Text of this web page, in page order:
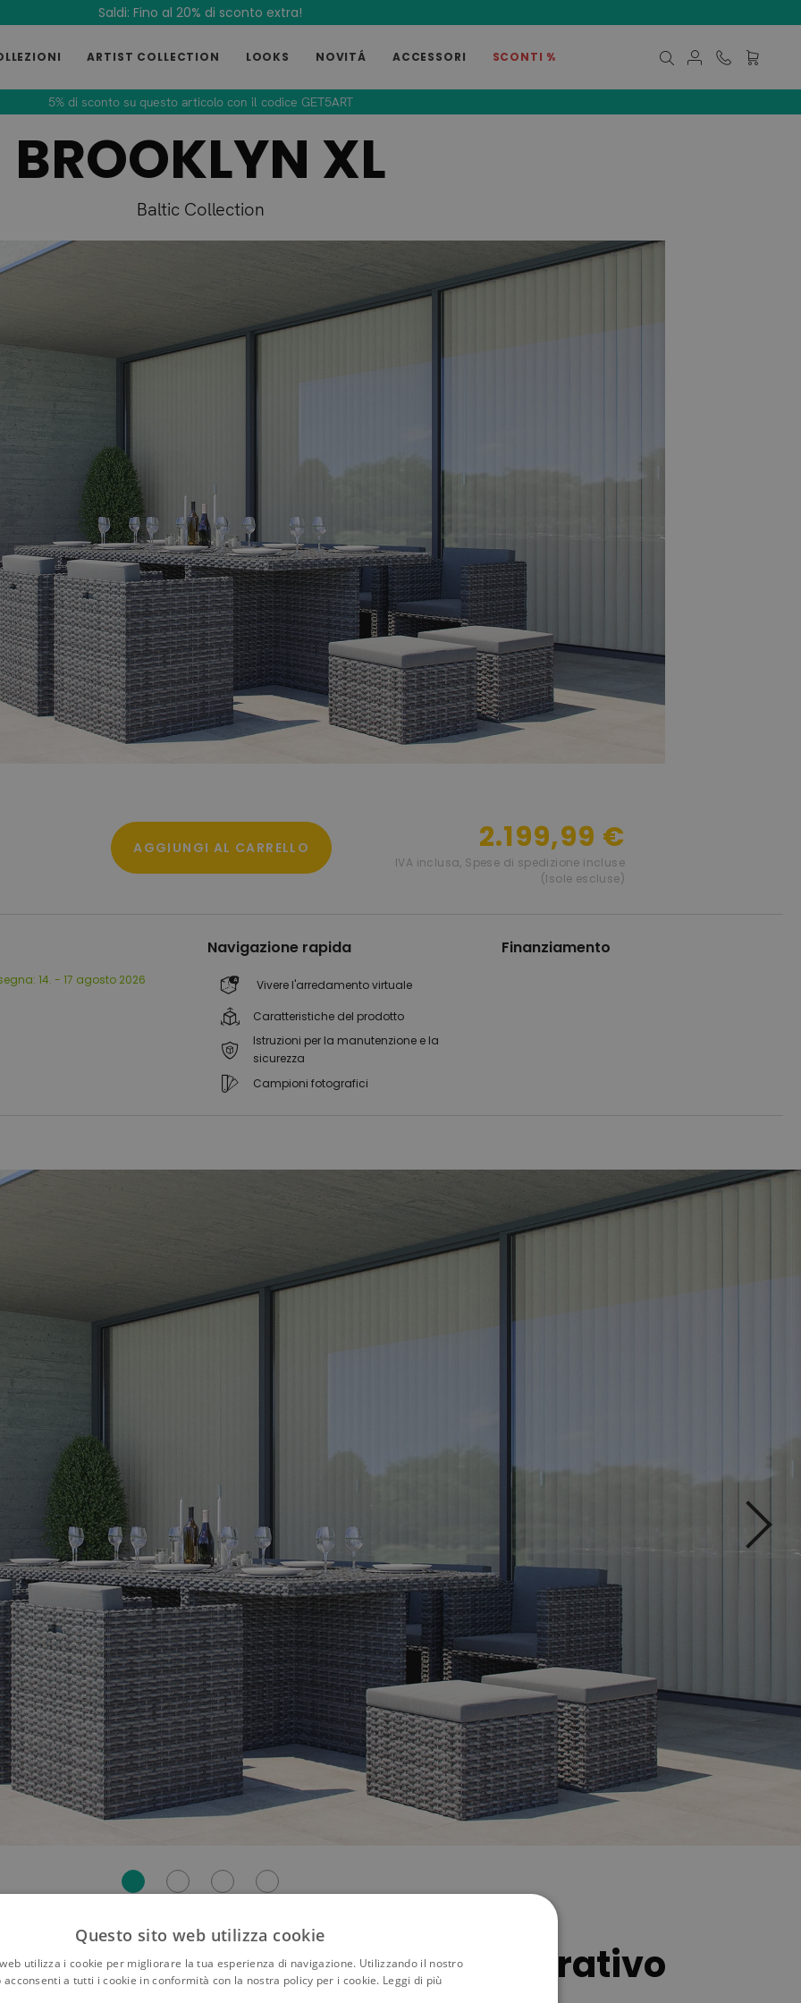
Saldi: Fino al 20% di sconto extra!
ARTIST COLLECTION LOOKS NOVITÁ ACCESSORI SCONTI %
5% di sconto su questo articolo con il codice GET5ART
BROOKLYN XL
Baltic Collection
AGGIUNGI AL CARRELLO 2.199,99 €
IVA inclusa, Spese di spedizione incluse
(Isole escluse)
14. - 17 agosto 2026
Navigazione rapida
Vivere l'arredamento virtuale
Caratteristiche del prodotto
Istruzioni per la manutenzione e la
sicurezza
Campioni fotografici
Finanziamento
set cubico con intreccio decorativo
Questo sito web utilizza cookie
utilizza i cookie per migliorare la tua esperienza di navigazione. Utilizzando il nostro
acconsenti a tutti i cookie in conformità con la nostra policy per i cookie. Leggi di più